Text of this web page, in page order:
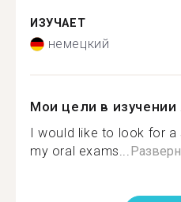
ИЗУЧАЕТ
немецкий
Мои цели в изучении
I would like to look for
my oral exams...